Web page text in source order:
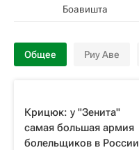
Боавишта
Общее Риу Аве
Крицюк: у "Зенита"
самая большая армия
болельщиков в России